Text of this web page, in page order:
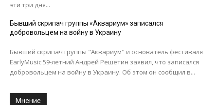
эти три дня...
Бывший скрипач группы «Аквариум» записался
добровольцем на войну в Украину
Бывший скрипач группы "Аквариум" и основатель фестиваля
EarlyMusic 59-летний Андрей Решетин заявил, что записался
добровольцем на войну в Украину. Об этом он сообщил в...
Мнение